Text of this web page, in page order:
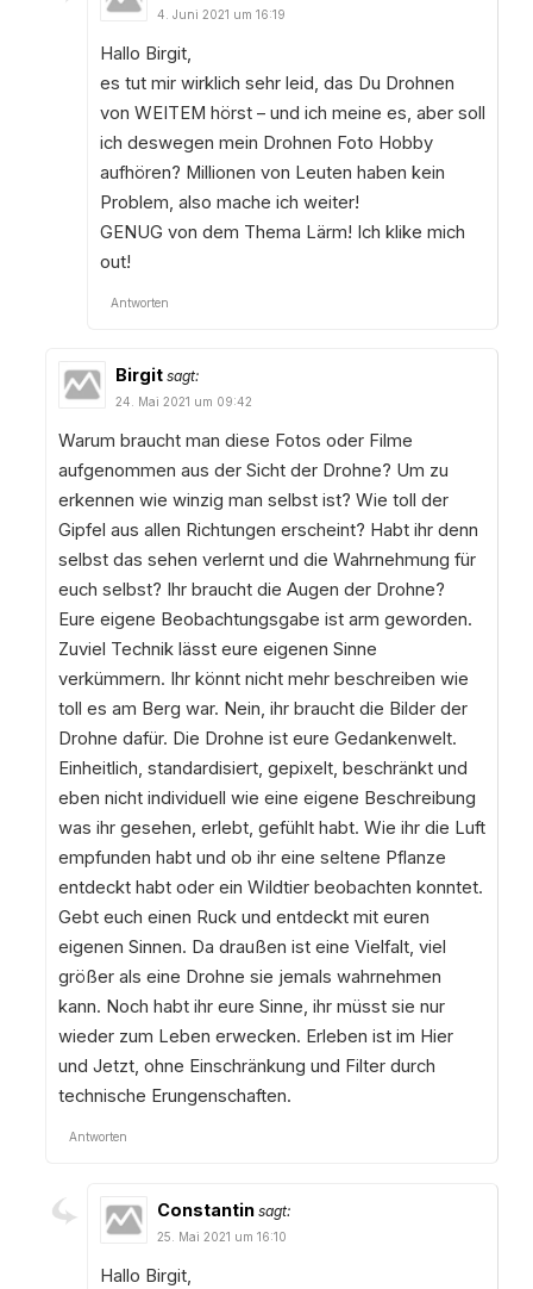
4. Juni 2021 um 16:19
Hallo Birgit,
es tut mir wirklich sehr leid, das Du Drohnen
von WEITEM hörst – und ich meine es, aber soll
ich deswegen mein Drohnen Foto Hobby
aufhören? Millionen von Leuten haben kein
Problem, also mache ich weiter!
GENUG von dem Thema Lärm! Ich klike mich
out!
Antworten
Birgit sagt:
24. Mai 2021 um 09:42
Warum braucht man diese Fotos oder Filme
aufgenommen aus der Sicht der Drohne? Um zu
erkennen wie winzig man selbst ist? Wie toll der
Gipfel aus allen Richtungen erscheint? Habt ihr denn
selbst das sehen verlernt und die Wahrnehmung für
euch selbst? Ihr braucht die Augen der Drohne?
Eure eigene Beobachtungsgabe ist arm geworden.
Zuviel Technik lässt eure eigenen Sinne
verkümmern. Ihr könnt nicht mehr beschreiben wie
toll es am Berg war. Nein, ihr braucht die Bilder der
Drohne dafür. Die Drohne ist eure Gedankenwelt.
Einheitlich, standardisiert, gepixelt, beschränkt und
eben nicht individuell wie eine eigene Beschreibung
was ihr gesehen, erlebt, gefühlt habt. Wie ihr die Luft
empfunden habt und ob ihr eine seltene Pflanze
entdeckt habt oder ein Wildtier beobachten konntet.
Gebt euch einen Ruck und entdeckt mit euren
eigenen Sinnen. Da draußen ist eine Vielfalt, viel
größer als eine Drohne sie jemals wahrnehmen
kann. Noch habt ihr eure Sinne, ihr müsst sie nur
wieder zum Leben erwecken. Erleben ist im Hier
und Jetzt, ohne Einschränkung und Filter durch
technische Erungenschaften.
Antworten
Constantin sagt:
25. Mai 2021 um 16:10
Hallo Birgit,